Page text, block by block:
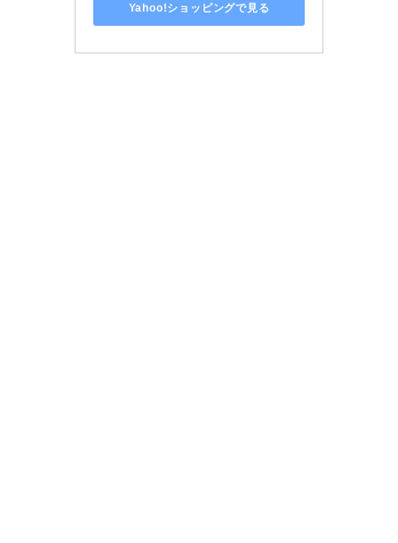
Yahoo!ショッピングで見る